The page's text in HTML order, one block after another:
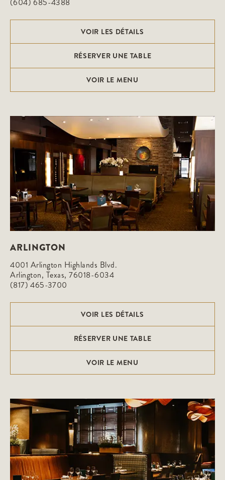
VOIR LES DÉTAILS
RÉSERVER UNE TABLE
VOIR LE MENU
ARLINGTON
4001 Arlington Highlands Blvd.
Arlington, Texas, 76018-6034
(817) 465-3700
VOIR LES DÉTAILS
RÉSERVER UNE TABLE
VOIR LE MENU